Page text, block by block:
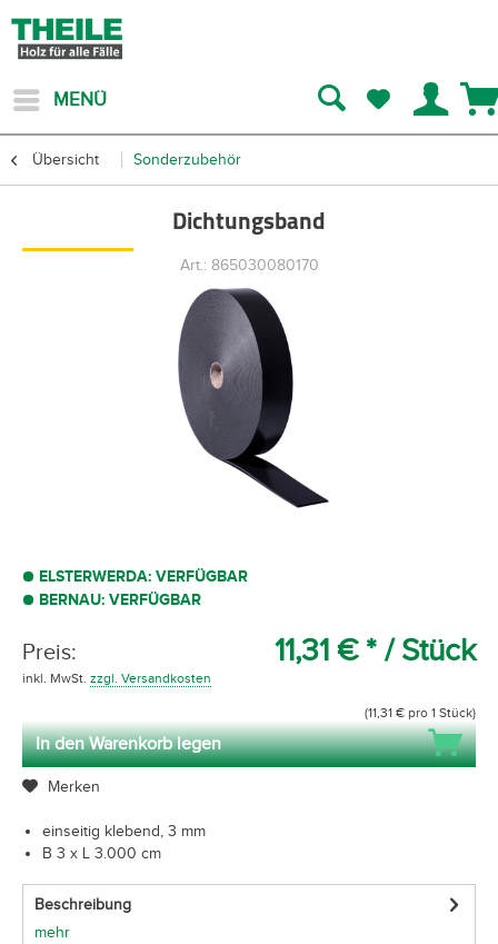
MENÜ
Übersicht Sonderzubehör
Dichtungsband
Art.: 865030080170
ELSTERWERDA: VERFÜGBAR
BERNAU: VERFÜGBAR
Preis: 11,31 € * / Stück
inkl. MwSt. zzgl. Versandkosten
(11,31 € pro 1 Stück)
In den Warenkorb legen
Merken
einseitig klebend, 3 mm
B 3 x L 3.000 cm
Beschreibung
mehr